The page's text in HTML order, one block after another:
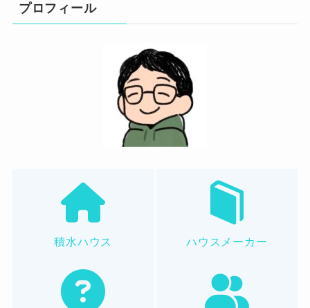
プロフィール
積水ハウス ハウスメーカー